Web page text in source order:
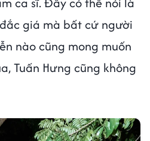
giá mà bất cứ người
nào cũng mong muốn
Tuấn Hưng cũng không